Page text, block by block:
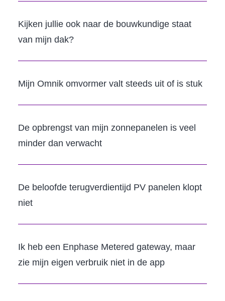
Kijken jullie ook naar de bouwkundige staat
van mijn dak?
Mijn Omnik omvormer valt steeds uit of is stuk
De opbrengst van mijn zonnepanelen is veel
minder dan verwacht
De beloofde terugverdientijd PV panelen klopt
niet
Ik heb een Enphase Metered gateway, maar
zie mijn eigen verbruik niet in de app